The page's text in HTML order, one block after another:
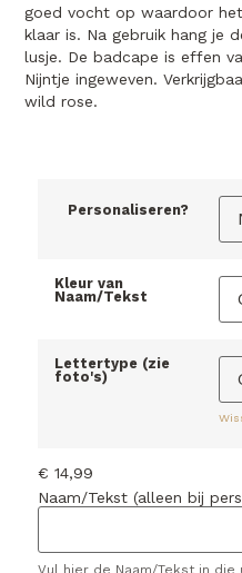
goed vocht op waardoor
klaar is. Na gebruik hang je
lusje. De badcape is effen
Nijntje ingeweven.
wild rose.
Personaliseren?
Kleur van
Naam/Tekst
Lettertype (zie
foto's)
€ 14,99
Naam/Tekst (alleen bij
Vul hier de Naam/Tekst in